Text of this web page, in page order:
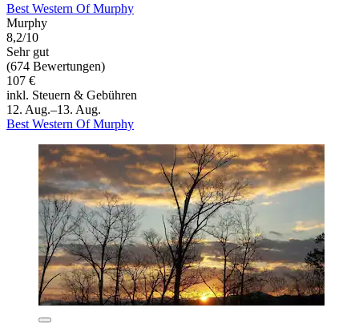
Best Western Of Murphy
Murphy
8,2/10
Sehr gut
(674 Bewertungen)
107 €
inkl. Steuern & Gebühren
12. Aug.–13. Aug.
Best Western Of Murphy